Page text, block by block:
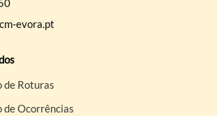
evora.pt
de Roturas
de Ocorrências